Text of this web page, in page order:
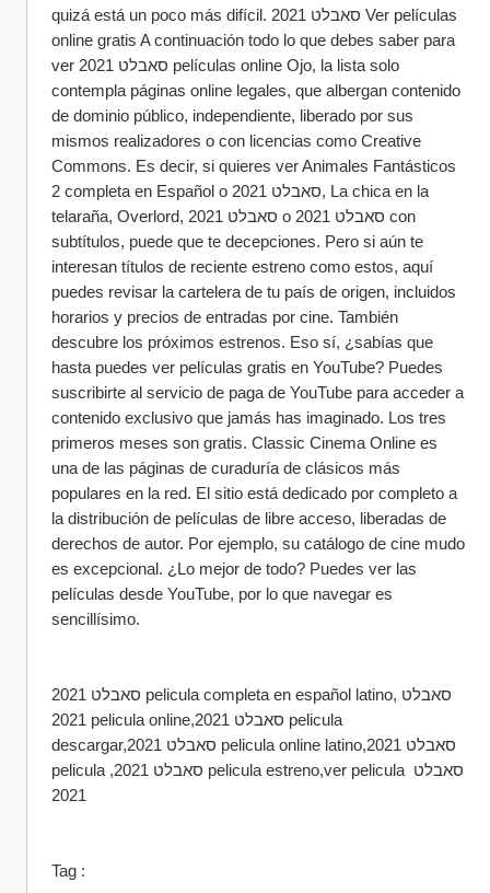
quizá está un poco más difícil. סאבלט 2021 Ver películas
online gratis A continuación todo lo que debes saber para
ver סאבלט 2021 películas online Ojo, la lista solo
contempla páginas online legales, que albergan contenido
de dominio público, independiente, liberado por sus
mismos realizadores o con licencias como Creative
Commons. Es decir, si quieres ver Animales Fantásticos
2 completa en Español o סאבלט 2021, La chica en la
telaraña, Overlord, סאבלט 2021 o סאבלט 2021 con
subtítulos, puede que te decepciones. Pero si aún te
interesan títulos de reciente estreno como estos, aquí
puedes revisar la cartelera de tu país de origen, incluidos
horarios y precios de entradas por cine. También
descubre los próximos estrenos. Eso sí, ¿sabías que
hasta puedes ver películas gratis en YouTube? Puedes
suscribirte al servicio de paga de YouTube para acceder a
contenido exclusivo que jamás has imaginado. Los tres
primeros meses son gratis. Classic Cinema Online es
una de las páginas de curaduría de clásicos más
populares en la red. El sitio está dedicado por completo a
la distribución de películas de libre acceso, liberadas de
derechos de autor. Por ejemplo, su catálogo de cine mudo
es excepcional. ¿Lo mejor de todo? Puedes ver las
películas desde YouTube, por lo que navegar es
sencillísimo.
סאבלט 2021 pelicula completa en español latino,סאבלט
2021 pelicula online,סאבלט 2021 pelicula
descargar,סאבלט 2021 pelicula online latino,סאבלט 2021
pelicula ,סאבלט 2021 pelicula estreno,ver pelicula סאבלט
2021
Tag :